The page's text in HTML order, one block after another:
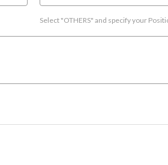
Select "OTHERS" and specify your